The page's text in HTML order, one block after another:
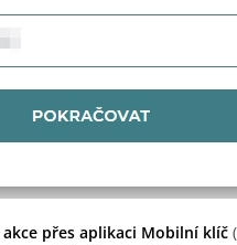
přes aplikaci Mobilní klíč